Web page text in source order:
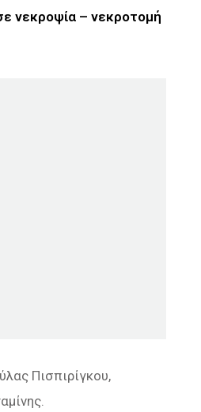
νεκροψία – νεκροτομή
Πισπιρίγκου,